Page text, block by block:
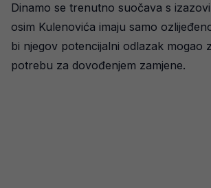
Dinamo se trenutno suočava s
osim Kulenovića imaju samo
bi njegov potencijalni odlazak mogao
potrebu za dovođenjem zamjene.